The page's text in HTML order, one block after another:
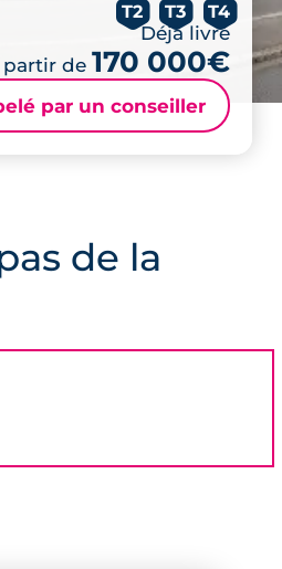
T2 T3 T4
Déjà livré
partir de 170 000€
par un conseiller
de la